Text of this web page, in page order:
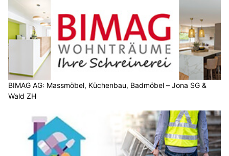
BIMAG AG: Massmöbel, Küchenbau, Badmöbel – Jona SG &
Wald ZH